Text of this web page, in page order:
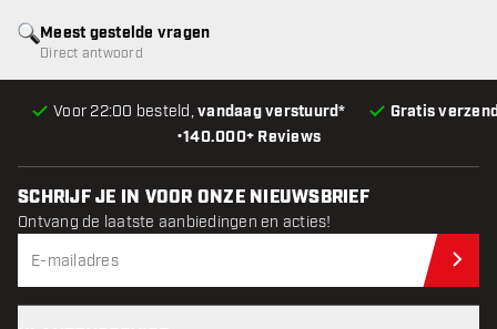
•140.000+ Reviews
Voor 22:00 besteld,vandaag verstuurd* Gratis
Meest gestelde vragen
Direct antwoord
SCHRIJF JE IN VOOR ONZE NIEUWSBRIEF
Ontvang de laatste aanbiedingen en acties!